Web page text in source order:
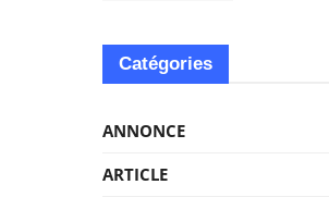
Catégories
ANNONCE
ARTICLE